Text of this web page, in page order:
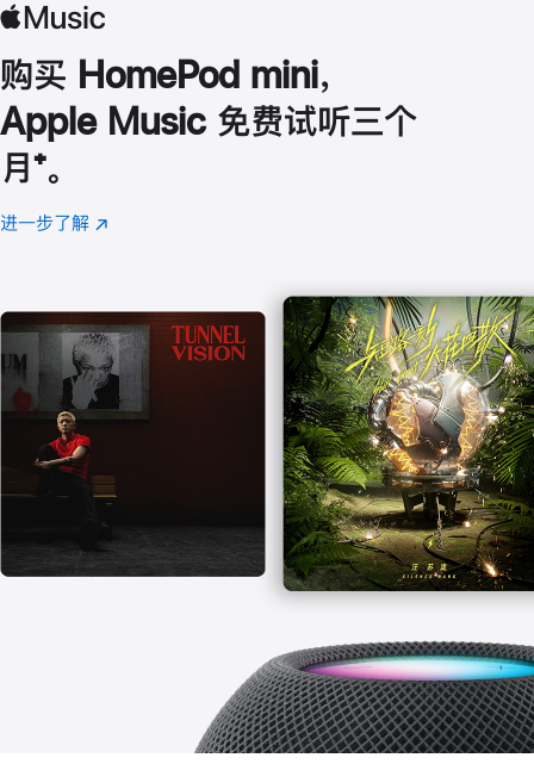
购买 HomePod mini，
Apple Music 免费试听三个
月 脚
注
⁺。
进一步了解 Apple
(在
口
中
打
开)